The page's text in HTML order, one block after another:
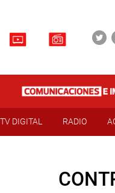
TV DIGITAL RADIO